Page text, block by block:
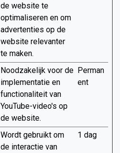
de website te
optimaliseren en om
advertenties op de
website relevanter
te maken.
Noodzakelijk voor de
implementatie en
functionaliteit van
YouTube-video's op
de website.
Perman
ent
Wordt gebruikt om
de interactie van
1 dag